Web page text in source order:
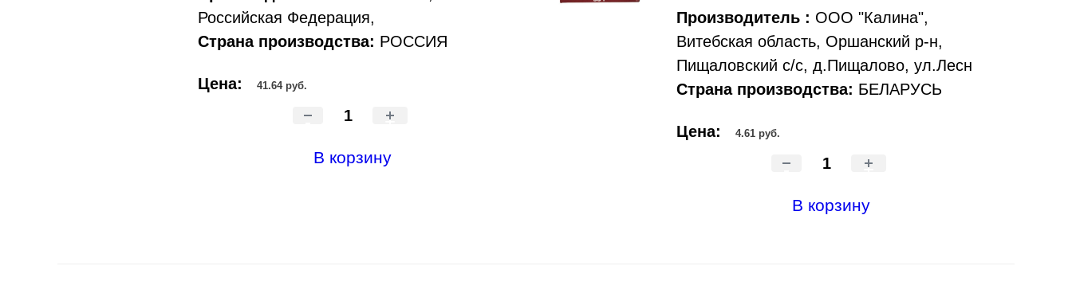
Российская Федерация,
Страна производства: РОССИЯ
Цена: 41.64 руб.
- +
В корзину
Производитель : ООО "Калина",
Витебская область, Оршанский р-н,
Пищаловский с/с, д.Пищалово, ул.Лесн
Страна производства: БЕЛАРУСЬ
Цена: 4.61 руб.
- +
В корзину